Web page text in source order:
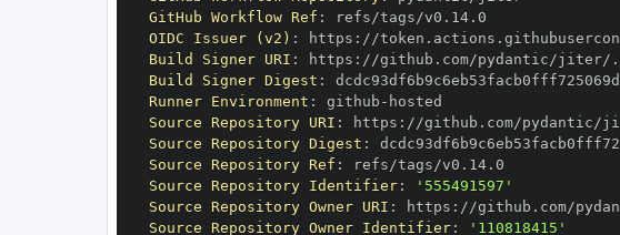
GitHub Workflow Ref :
OIDC Issuer (v2) : https :
Build Signer URI : https :
Build Signer Digest :
Runner Environment : github -
Source Repository URI : https :
Source Repository Digest :
Source Repository Ref :
Source Repository Identifier:
'555491597'
Source Repository Owner URI : https :
Source Repository Owner Identifier: '110818415'